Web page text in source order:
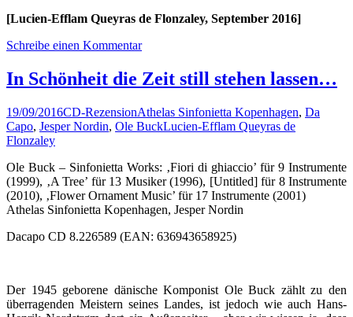
[Lucien-Efflam Queyras de Flonzaley, September 2016]
Schreibe einen Kommentar
In Schönheit die Zeit still stehen lassen…
19/09/2016CD-RezensionAthelas Sinfonietta Kopenhagen, Da
Capo, Jesper Nordin, Ole BuckLucien-Efflam Queyras de
Flonzaley
Ole Buck – Sinfonietta Works: ‚Fiori di ghiaccio’ für 9 Instrumente
(1999), ‚A Tree’ für 13 Musiker (1996), [Untitled] für 8 Instrumente
(2010), ‚Flower Ornament Music’ für 17 Instrumente (2001)
Athelas Sinfonietta Kopenhagen, Jesper Nordin
Dacapo CD 8.226589 (EAN: 636943658925)
Der 1945 geborene dänische Komponist Ole Buck zählt zu den
überragenden Meistern seines Landes, ist jedoch wie auch Hans-